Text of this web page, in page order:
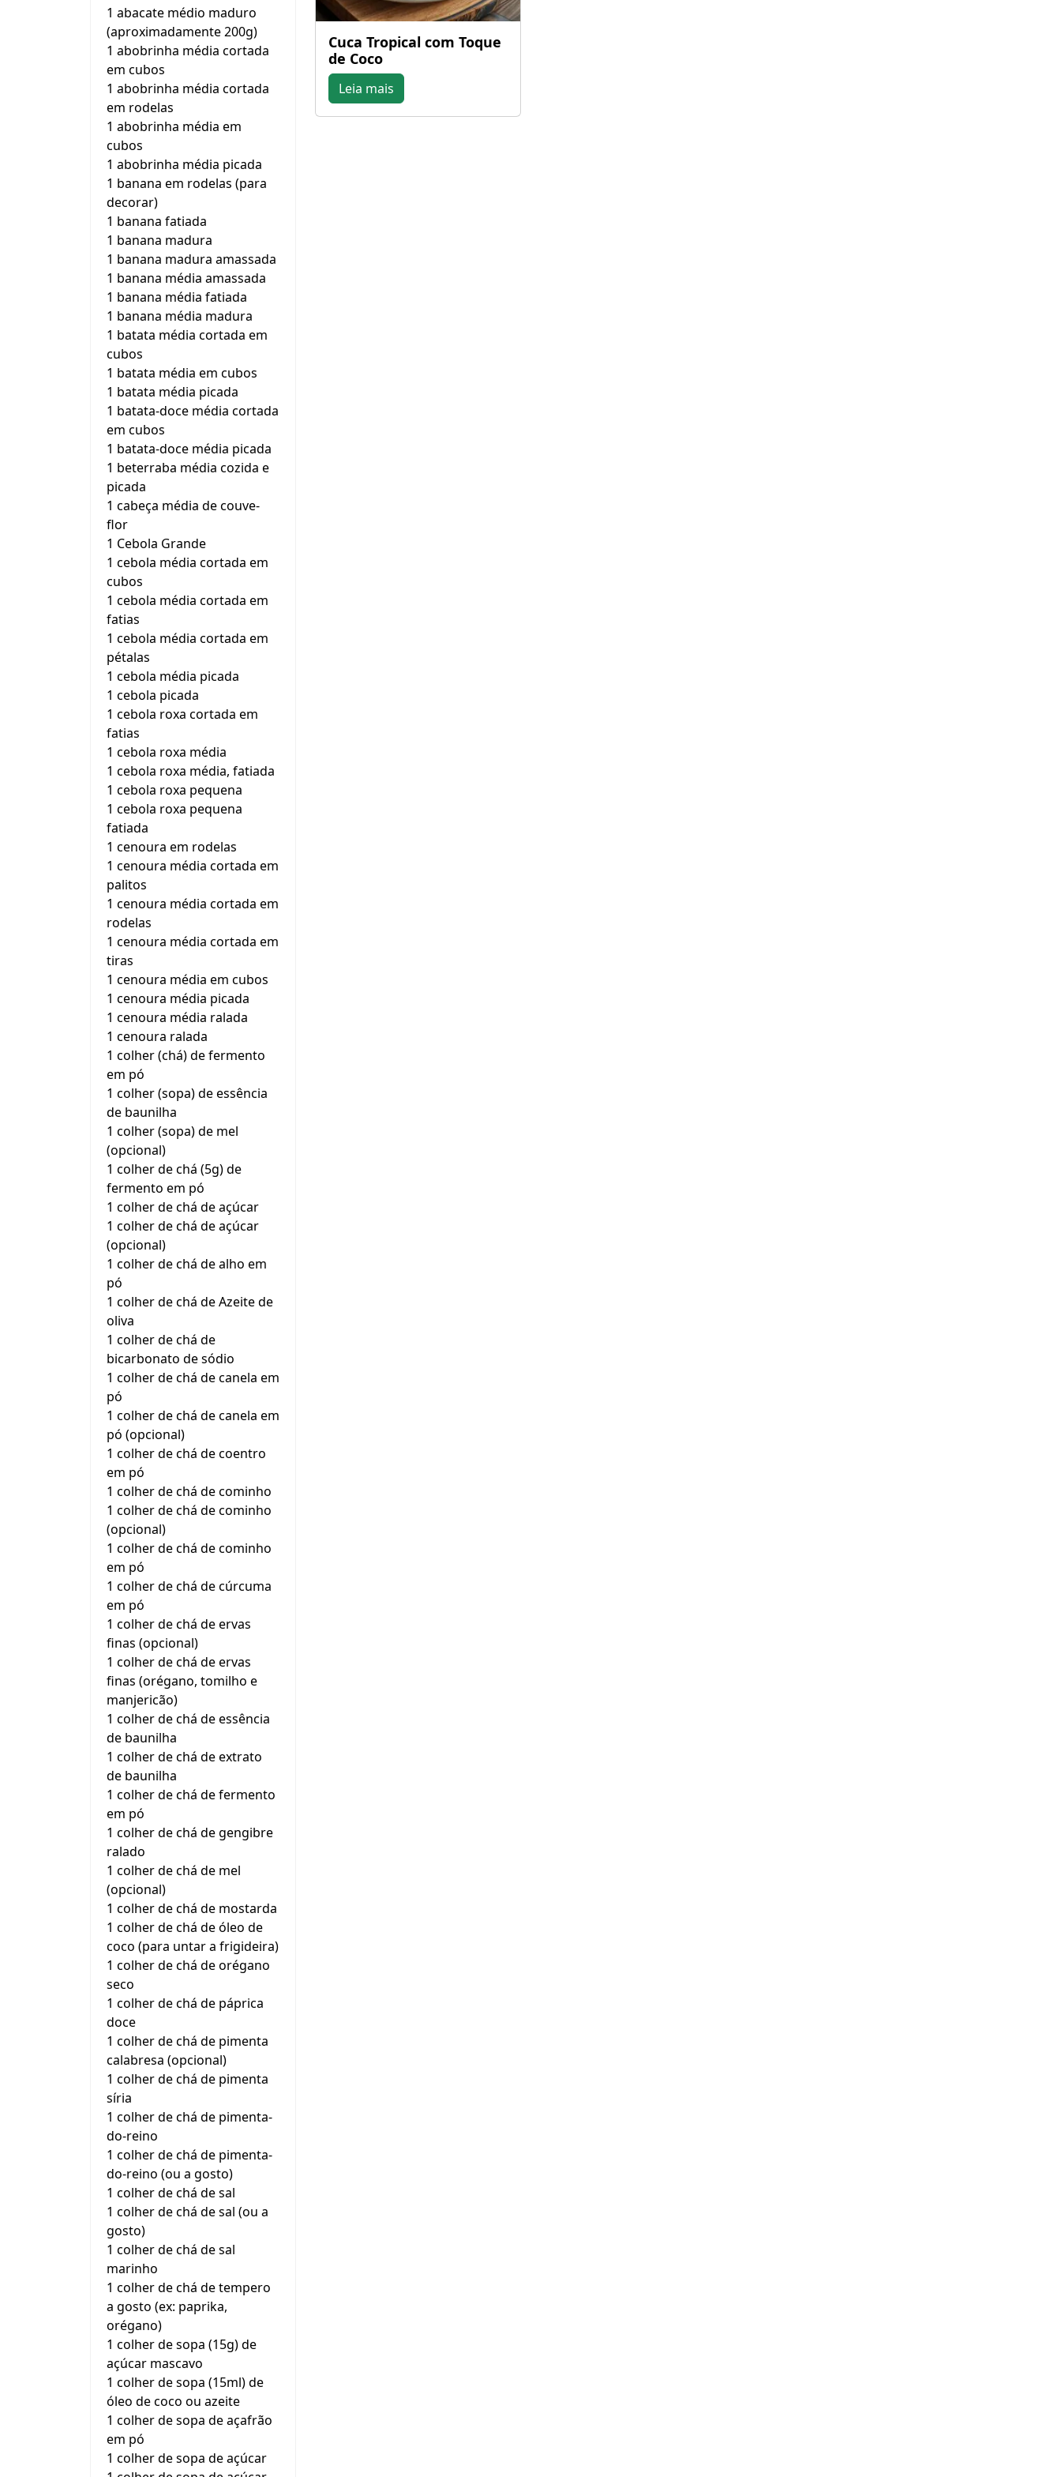
1 abacate médio maduro
(aproximadamente 200g)
1 abobrinha média cortada
em cubos
1 abobrinha média cortada
em rodelas
1 abobrinha média em
cubos
1 abobrinha média picada
1 banana em rodelas (para
decorar)
1 banana fatiada
1 banana madura
1 banana madura amassada
1 banana média amassada
1 banana média fatiada
1 banana média madura
1 batata média cortada em
cubos
1 batata média em cubos
1 batata média picada
1 batata-doce média cortada
em cubos
1 batata-doce média picada
1 beterraba média cozida e
picada
1 cabeça média de couve-
flor
1 Cebola Grande
1 cebola média cortada em
cubos
1 cebola média cortada em
fatias
1 cebola média cortada em
pétalas
1 cebola média picada
1 cebola picada
1 cebola roxa cortada em
fatias
1 cebola roxa média
1 cebola roxa média, fatiada
1 cebola roxa pequena
1 cebola roxa pequena
fatiada
1 cenoura em rodelas
1 cenoura média cortada em
palitos
1 cenoura média cortada em
rodelas
1 cenoura média cortada em
tiras
1 cenoura média em cubos
1 cenoura média picada
1 cenoura média ralada
1 cenoura ralada
1 colher (chá) de fermento
em pó
1 colher (sopa) de essência
de baunilha
1 colher (sopa) de mel
(opcional)
1 colher de chá (5g) de
fermento em pó
1 colher de chá de açúcar
1 colher de chá de açúcar
(opcional)
1 colher de chá de alho em
pó
1 colher de chá de Azeite de
oliva
1 colher de chá de
bicarbonato de sódio
1 colher de chá de canela em
pó
1 colher de chá de canela em
pó (opcional)
1 colher de chá de coentro
em pó
1 colher de chá de cominho
1 colher de chá de cominho
(opcional)
1 colher de chá de cominho
em pó
1 colher de chá de cúrcuma
em pó
1 colher de chá de ervas
finas (opcional)
1 colher de chá de ervas
finas (orégano, tomilho e
manjericão)
1 colher de chá de essência
de baunilha
1 colher de chá de extrato
de baunilha
1 colher de chá de fermento
em pó
1 colher de chá de gengibre
ralado
1 colher de chá de mel
(opcional)
1 colher de chá de mostarda
1 colher de chá de óleo de
coco (para untar a frigideira)
1 colher de chá de orégano
seco
1 colher de chá de páprica
doce
1 colher de chá de pimenta
calabresa (opcional)
1 colher de chá de pimenta
síria
1 colher de chá de pimenta-
do-reino
1 colher de chá de pimenta-
do-reino (ou a gosto)
1 colher de chá de sal
1 colher de chá de sal (ou a
gosto)
1 colher de chá de sal
marinho
1 colher de chá de tempero
a gosto (ex: paprika,
orégano)
1 colher de sopa (15g) de
açúcar mascavo
1 colher de sopa (15ml) de
óleo de coco ou azeite
1 colher de sopa de açafrão
em pó
1 colher de sopa de açúcar
Cuca Tropical com Toque
de Coco
Leia mais